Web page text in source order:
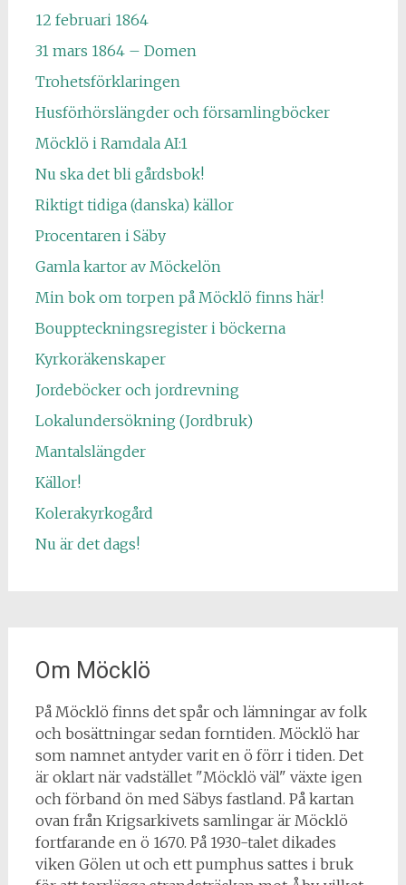
12 februari 1864
31 mars 1864 – Domen
Trohetsförklaringen
Husförhörslängder och församlingböcker
Möcklö i Ramdala AI:1
Nu ska det bli gårdsbok!
Riktigt tidiga (danska) källor
Procentaren i Säby
Gamla kartor av Möckelön
Min bok om torpen på Möcklö finns här!
Bouppteckningsregister i böckerna
Kyrkoräkenskaper
Jordeböcker och jordrevning
Lokalundersökning (Jordbruk)
Mantalslängder
Källor!
Kolerakyrkogård
Nu är det dags!
Om Möcklö
På Möcklö finns det spår och lämningar av folk
och bosättningar sedan forntiden. Möcklö har
som namnet antyder varit en ö förr i tiden. Det
är oklart när vadstället "Möcklö väl" växte igen
och förband ön med Säbys fastland. På kartan
ovan från Krigsarkivets samlingar är Möcklö
fortfarande en ö 1670. På 1930-talet dikades
viken Gölen ut och ett pumphus sattes i bruk